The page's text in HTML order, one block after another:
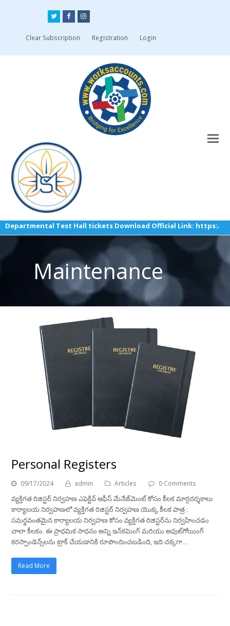
TwitterFacebook
Clear Subscription Registration Login
Test Hall tickets Download Official Link: https://
Maintenance
Personal Registers
09/17/2024 admin Articles 0 Comments
వ్యక్తిగత రిజిస్టర్ నిర్వహణ ఎఫెక్టివ్ ఆఫీస్ మేనేజ్‌మెంట్ కోసం కీలక మార్గదర్శకాలు
కార్యాలయ నిర్వహణలో వ్యక్తిగత రిజిస్టర్ నిర్వహణ యొక్క కీలక పాత్ర :
సమర్థవంతమైన కార్యాలయ నిర్వహణ కోసం వ్యక్తిగత రిజిస్టర్‌ను నిర్వహించడం
చాలా కీలకం. ఈ ప్రాథమిక సాధనం అన్ని ఇన్‌కమింగ్ మరియు అవుట్‌గోయింగ్
కరస్పాండెన్స్‌లను ట్రాక్ చేయడానికి రూపొందించబడింది, ఇది చక్కగా…
Read More